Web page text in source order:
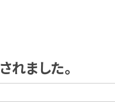
れました。